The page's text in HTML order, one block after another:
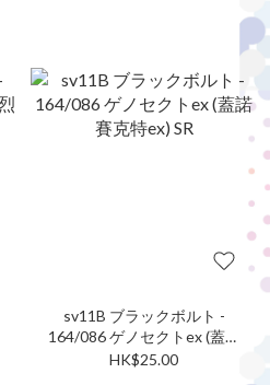
sv11B ブラックボルト -
164/086 ゲノセクトex (蓋諾
賽克特ex) SR
HK$25.00